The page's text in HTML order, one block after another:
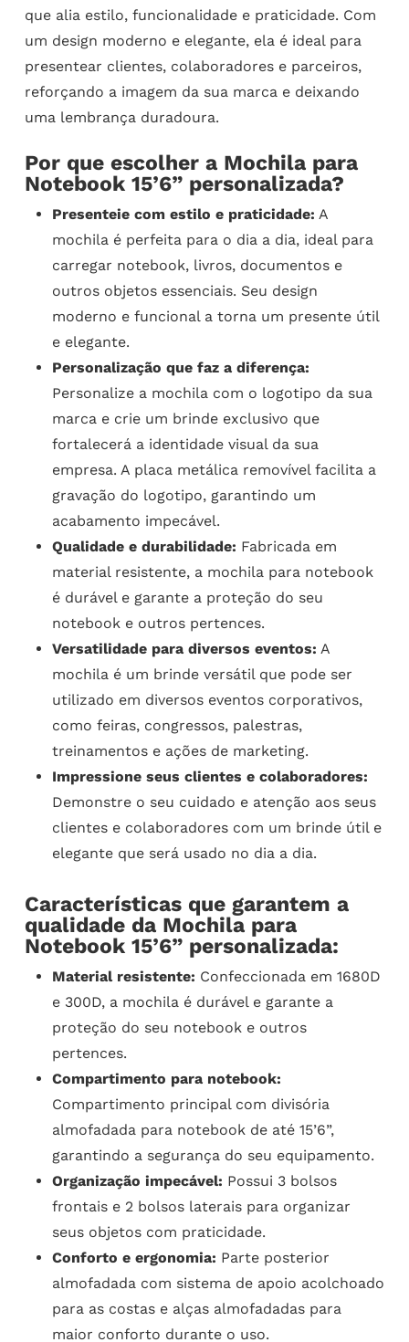
que alia estilo, funcionalidade e praticidade. Com
um design moderno e elegante, ela é ideal para
presentear clientes, colaboradores e parceiros,
reforçando a imagem da sua marca e deixando
uma lembrança duradoura.
Por que escolher a Mochila para
Notebook 15’6” personalizada?
Presenteie com estilo e praticidade: A
mochila é perfeita para o dia a dia, ideal para
carregar notebook, livros, documentos e
outros objetos essenciais. Seu design
moderno e funcional a torna um presente útil
e elegante.
Personalização que faz a diferença:
Personalize a mochila com o logotipo da sua
marca e crie um brinde exclusivo que
fortalecerá a identidade visual da sua
empresa. A placa metálica removível facilita a
gravação do logotipo, garantindo um
acabamento impecável.
Qualidade e durabilidade: Fabricada em
material resistente, a mochila para notebook
é durável e garante a proteção do seu
notebook e outros pertences.
Versatilidade para diversos eventos: A
mochila é um brinde versátil que pode ser
utilizado em diversos eventos corporativos,
como feiras, congressos, palestras,
treinamentos e ações de marketing.
Impressione seus clientes e colaboradores:
Demonstre o seu cuidado e atenção aos seus
clientes e colaboradores com um brinde útil e
elegante que será usado no dia a dia.
Características que garantem a
qualidade da Mochila para
Notebook 15’6” personalizada:
Material resistente: Confeccionada em 1680D
e 300D, a mochila é durável e garante a
proteção do seu notebook e outros
pertences.
Compartimento para notebook:
Compartimento principal com divisória
almofadada para notebook de até 15’6”,
garantindo a segurança do seu equipamento.
Organização impecável: Possui 3 bolsos
frontais e 2 bolsos laterais para organizar
seus objetos com praticidade.
Conforto e ergonomia: Parte posterior
almofadada com sistema de apoio acolchoado
para as costas e alças almofadadas para
maior conforto durante o uso.